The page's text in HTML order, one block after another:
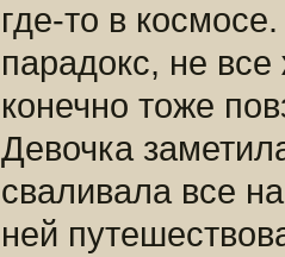
где-то в
парадокс, не
конечно тоже
Девочка
сваливала все
ней